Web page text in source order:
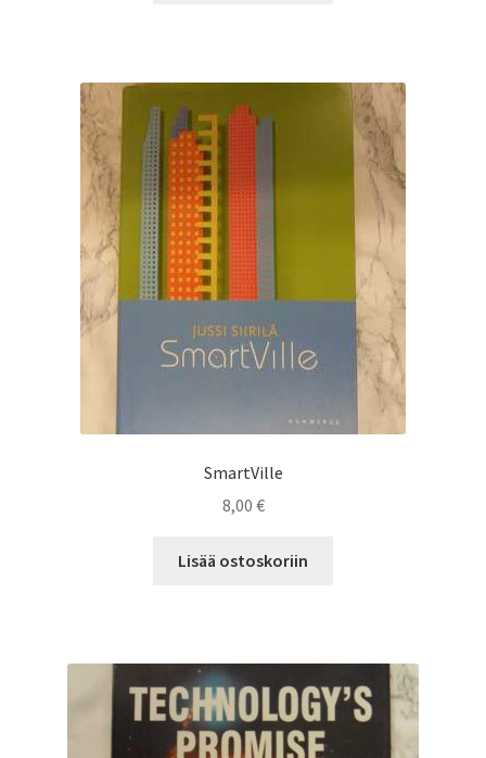
SmartVille
8,00 €
Lisää ostoskoriin